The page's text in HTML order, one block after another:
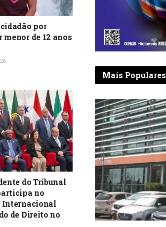
por
de 12 anos
do Tribunal
no
Internacional
de Direito no
Mais Populares